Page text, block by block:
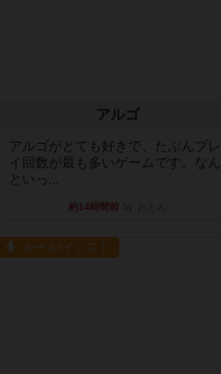
アルゴ
アルゴがとても好きで、たぶんプレ
イ回数が最も多いゲームです。なん
といっ...
約14時間前
ルール/インスト